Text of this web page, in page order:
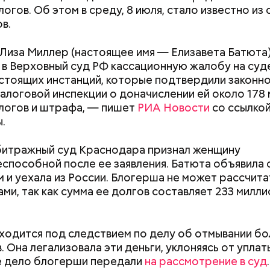
Об этом в среду, 8 июля, стало известно из
Миллер (настоящее имя — Елизавета
в Верховный суд РФ кассационную жалобу на
инстанций, которые подтвердили
инспекции о доначислении ей около 178
и штрафа, — пишет РИА Новости со
суд Краснодара признал женщину
после ее заявления. Батюта объявила
и уехала из России. Блогерша не может
так как сумма ее долгов составляет 233
под следствием по делу об отмывании
Она легализовала эти деньги, уклоняясь от
дело блогерши передали на рассмотрение в суд
считали, что в период с 2019 по 2021 год
уплаты налогов на более чем 170 миллионов
распределил между родственниками и
был жертвой Миссюры
не получить штраф
Как получить до
рублей от
трудной